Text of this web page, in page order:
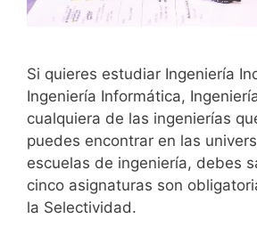
Si quieres estudiar Ingeniería
Ingeniería Informática,
cualquiera de las ingenierías
puedes encontrar en las
escuelas de ingeniería, debes
cinco asignaturas son
la Selectividad.